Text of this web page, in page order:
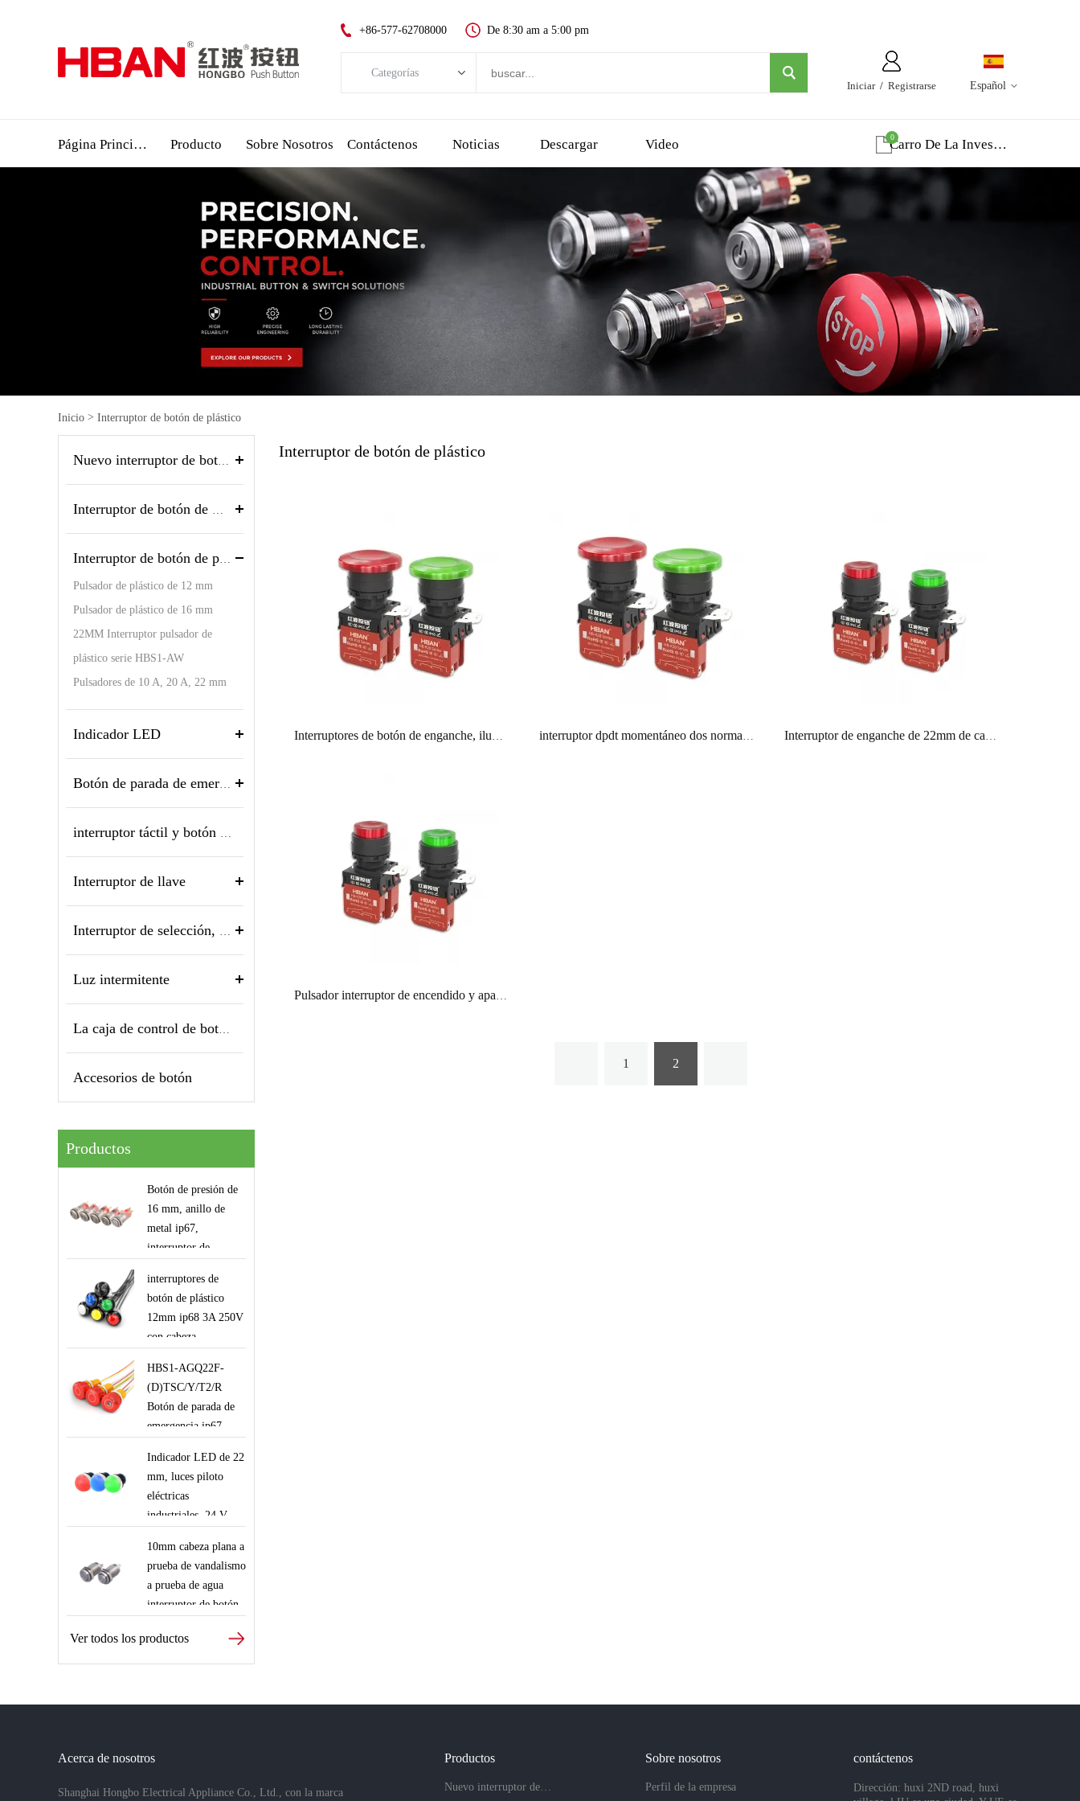
Español
Iniciar/ Registrarse
+86-577-62708000 De 8:30 am a 5:00 pm
Categorías
Página Principal Producto Sobre Nosotros Contáctenos Noticias Descargar Video Carro De La Investigacion
0
Inicio > Interruptor de botón de plástico
Pulsador de plástico de 12 mm
Pulsador de plástico de 16 mm
22MM Interruptor pulsador de
plástico serie HBS1-AW
Pulsadores de 10 A, 20 A, 22 mm
Indicador LED
Interruptor de llave
Luz intermitente
Accesorios de botón
Productos
Botón de presión de
16 mm, anillo de
metal ip67,
interruptor de
alimentación led
interruptores de
botón de plástico
12mm ip68 3A 250V
con cabeza
momentáneo con
cables para equipos
de robot con
de botón de plástico
12mm ip68 3A 250V
con cabeza
abovedada botón
momentáneo con
cables para equipos
de robo
HBS1-AGQ22F-
(D)TSC/Y/T2/R
Botón de parada de
emergencia ip67
en rojo para robots
interruptores de
control de seguridad
Indicador LED de 22
mm, luces piloto
eléctricas
industriales, 24 V,
señal roja, verde,
azul y blanca
10mm cabeza plana a
prueba de vandalismo
a prueba de agua
interruptor de botón
Ver todos los productos
Interruptor de botón de plástico
1 2
Acerca de nosotros
Shanghai Hongbo Electrical Appliance Co., Ltd., con la marca
Productos Sobre nosotros
Perfil de la empresa
contáctenos
Dirección: huxi 2ND road, huxi